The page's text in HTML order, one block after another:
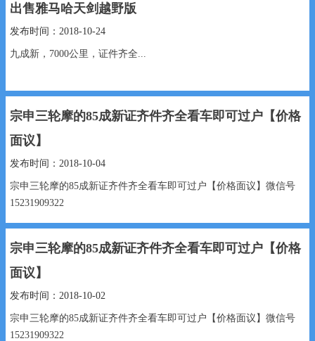
出售雅马哈天剑越野版
发布时间：2018-10-24
九成新，7000公里，证件齐全...
宗申三轮摩的85成新证齐件齐全看车即可过户【价格
面议】
发布时间：2018-10-04
宗申三轮摩的85成新证齐件齐全看车即可过户【价格面议】微信号
15231909322
宗申三轮摩的85成新证齐件齐全看车即可过户【价格
面议】
发布时间：2018-10-02
宗申三轮摩的85成新证齐件齐全看车即可过户【价格面议】微信号
15231909322